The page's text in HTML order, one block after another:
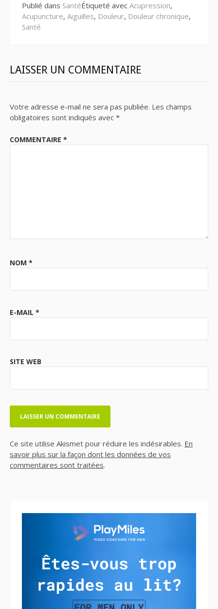
Publié dans SantéÉtiqueté avec Acupression,
Acupuncture, Aiguilles, Douleur, Douleur chronique,
Santé
LAISSER UN COMMENTAIRE
Votre adresse e-mail ne sera pas publiée. Les champs
obligatoires sont indiqués avec *
COMMENTAIRE *
NOM *
E-MAIL *
SITE WEB
Ce site utilise Akismet pour réduire les indésirables. En
savoir plus sur la façon dont les données de vos
commentaires sont traitées.